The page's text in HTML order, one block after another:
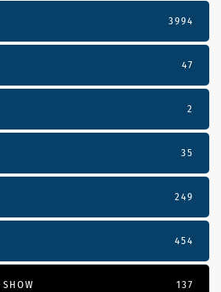
3994
47
2
35
249
454
137